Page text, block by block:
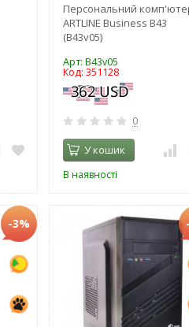
Персональний
ARTLINE Business B43
(B43v05)
Арт: B43v05
Код: 351128
0
У кошик
В наявності
-3%